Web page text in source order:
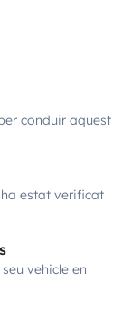
conduir aquest
estat verificat
vehicle en